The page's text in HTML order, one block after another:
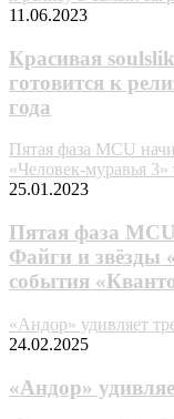
11.06.2023
Красивая
готовится к
года
Пятая фаза MCU
«Человек-муравья
25.01.2023
Пятая фаза
Файги и звёзды
события
«Андор» удивляет
24.02.2025
«Андор»